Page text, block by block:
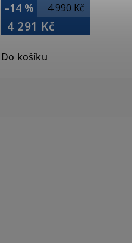
4 990 Kč
–14 %
4 291 Kč
Do košíku